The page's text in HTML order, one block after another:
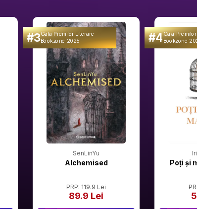
#3Gala Premilor Literare
Bookzone 2025
SenLinYu
Alchemised
PRP: 119.9 Lei
89.9 Lei
#4Gala
Bookzone
Poți și